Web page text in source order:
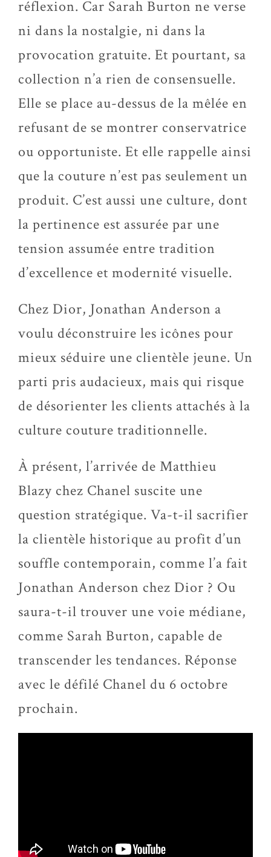
réflexion. Car Sarah Burton ne verse
ni dans la nostalgie, ni dans la
provocation gratuite. Et pourtant, sa
collection n’a rien de consensuelle.
Elle se place au-dessus de la mêlée en
refusant de se montrer conservatrice
ou opportuniste. Et elle rappelle ainsi
que la couture n’est pas seulement un
produit. C’est aussi une culture, dont
la pertinence est assurée par une
tension assumée entre tradition
d’excellence et modernité visuelle.
Chez Dior, Jonathan Anderson a
voulu déconstruire les icônes pour
mieux séduire une clientèle jeune. Un
parti pris audacieux, mais qui risque
de désorienter les clients attachés à la
culture couture traditionnelle.
À présent, l’arrivée de Matthieu
Blazy chez Chanel suscite une
question stratégique. Va-t-il sacrifier
la clientèle historique au profit d’un
souffle contemporain, comme l’a fait
Jonathan Anderson chez Dior ? Ou
saura-t-il trouver une voie médiane,
comme Sarah Burton, capable de
transcender les tendances. Réponse
avec le défilé Chanel du 6 octobre
prochain.